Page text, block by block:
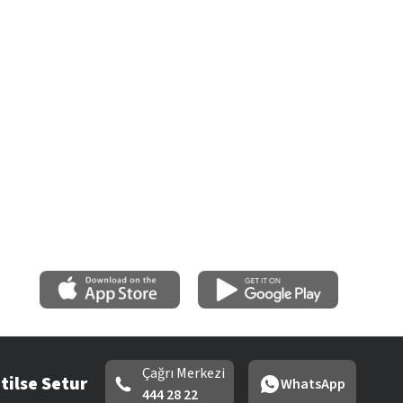
Setur
Çağrı Merkezi
444 28 22
WhatsApp